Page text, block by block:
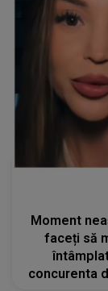
Moment
faceți să
concurenta